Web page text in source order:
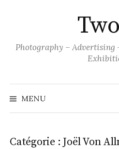
Photography – Advertising
MENU
Catégorie : Joël Von